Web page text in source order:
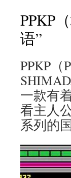
PPKP
语”
PPKP（
一款有
看主人
系列的